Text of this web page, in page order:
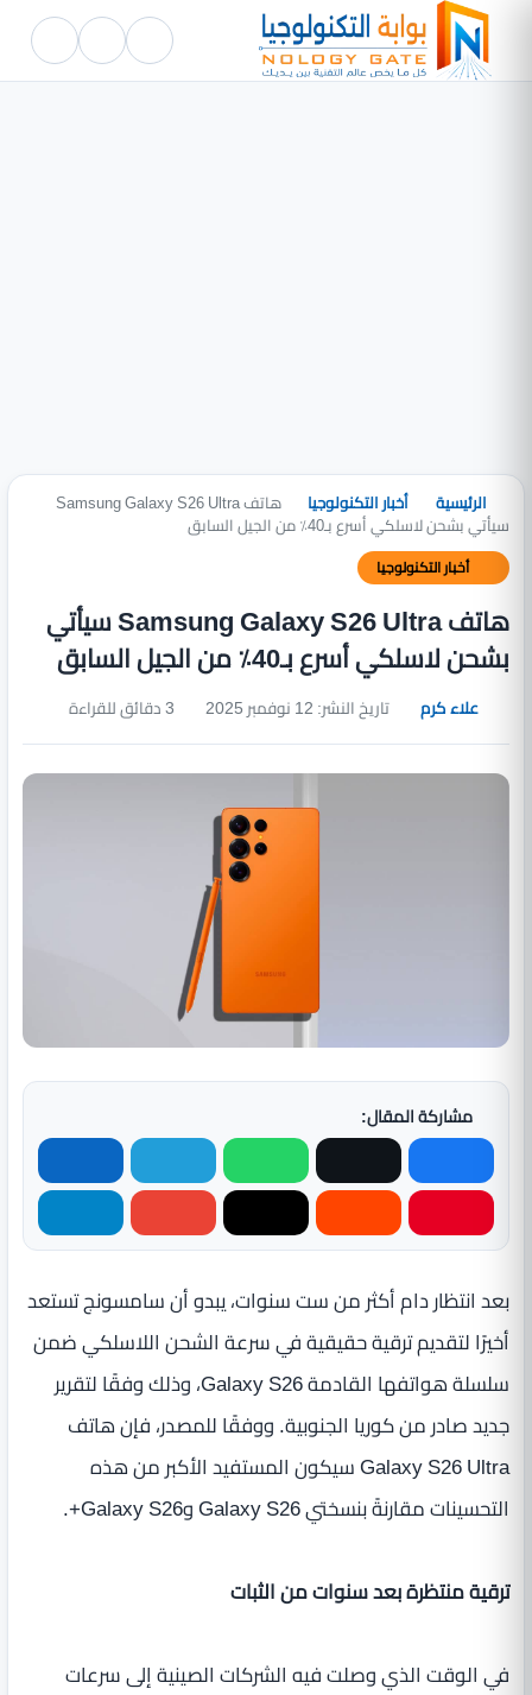
الرئيسية أخبار التكنولوجيا هاتف Samsung Galaxy S26 Ultra
سيأتي بشحن لاسلكي أسرع بـ40٪ من الجيل السابق
أخبار التكنولوجيا
هاتف Samsung Galaxy S26 Ultra سيأتي
بشحن لاسلكي أسرع بـ40٪ من الجيل السابق
علاء كرم تاريخ النشر: 12 نوفمبر 2025
مشاركة المقال:
بعد انتظار دام أكثر من ست سنوات، يبدو أن سامسونج تستعد
أخيرًا لتقديم ترقية حقيقية في سرعة الشحن اللاسلكي ضمن
سلسلة هواتفها القادمة Galaxy S26، وذلك وفقًا لتقرير
جديد صادر من كوريا الجنوبية. ووفقًا للمصدر، فإن هاتف
Galaxy S26 Ultra سيكون المستفيد الأكبر من هذه
التحسينات مقارنةً بنسختي Galaxy S26 وGalaxy S26+.
ترقية منتظرة بعد سنوات من الثبات
في الوقت الذي وصلت فيه الشركات الصينية إلى سرعات